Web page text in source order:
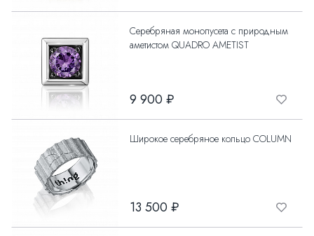
Серебряная монопусета с природным
аметистом QUADRO AMETIST
9 900 ₽
Широкое серебряное кольцо COLUMN
13 500 ₽